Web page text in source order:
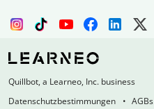
Quillbot, a Learneo, Inc. business
Datenschutzbestimmungen
AGBs